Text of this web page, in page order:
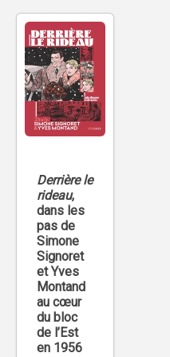
Derrière le
rideau,
dans les
pas de
Simone
Signoret
et Yves
Montand
au cœur
du bloc
de l’Est
en 1956